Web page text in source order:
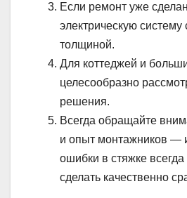
Если ремонт уже
электрическую
толщиной.
Для коттеджей и
целесообразно
решения.
Всегда обращайте
и опыт монтажников —
ошибки в стяжке
сделать качественно